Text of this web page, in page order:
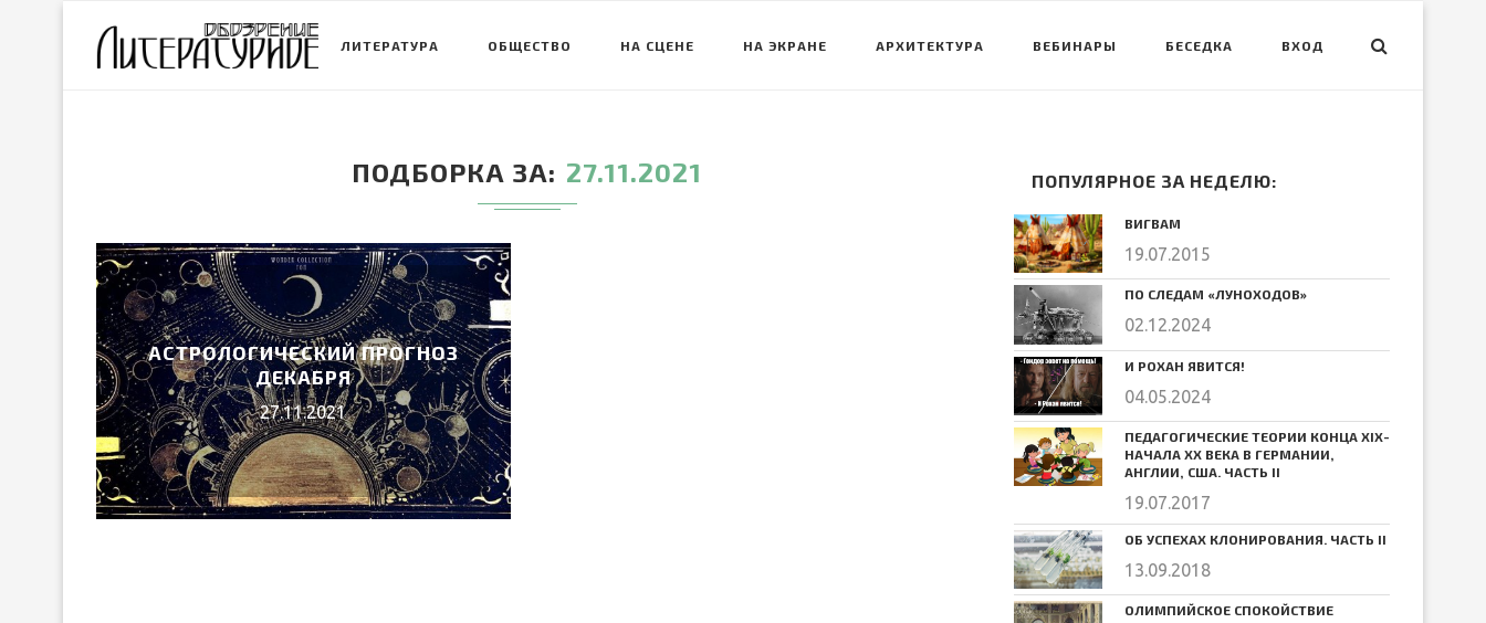
ЛИТЕРАТУРА ОБЩЕСТВО НА СЦЕНЕ НА ЭКРАНЕ АРХИТЕКТУРА ВЕБИНАРЫ БЕСЕДКА ВХОД
ПОДБОРКА ЗА 27.11.2021
АСТРОЛОГИЧЕСКИЙ ПРОГНОЗ
ДЕКАБРЯ
27.11.2021
ПОПУЛЯРНОЕ ЗА НЕДЕЛЮ:
ВИГВАМ
19.07.2015
ПО СЛЕДАМ «ЛУНОХОДОВ»
02.12.2024
И РОХАН ЯВИТСЯ!
04.05.2024
ПЕДАГОГИЧЕСКИЕ ТЕОРИИ КОНЦА ХIХ-
НАЧАЛА ХХ ВЕКА В ГЕРМАНИИ,
АНГЛИИ, США. ЧАСТЬ II
19.07.2017
ОБ УСПЕХАХ КЛОНИРОВАНИЯ. ЧАСТЬ II
13.09.2018
ОЛИМПИЙСКОЕ СПОКОЙСТВИЕ